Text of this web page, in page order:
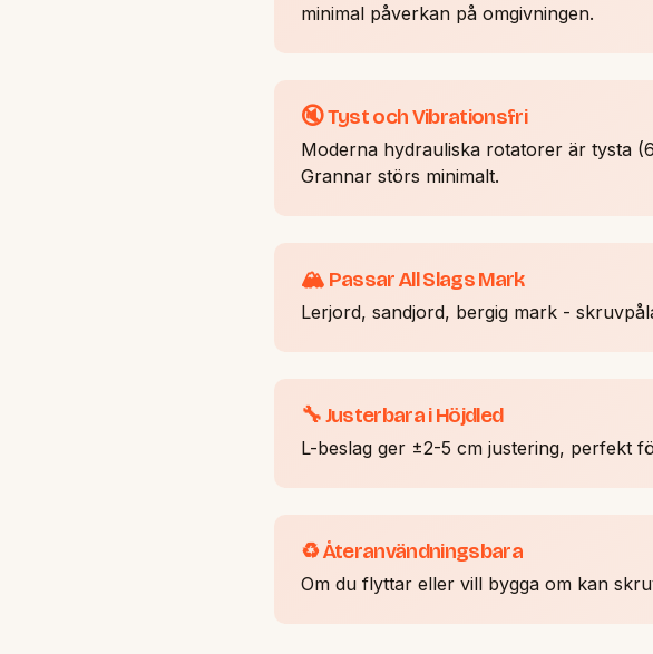
minimal påverkan på omgivningen.
🔇 Tyst och Vibrationsfri
Moderna hydrauliska rotatorer är tysta
Grannar störs minimalt.
🏔️ Passar All Slags Mark
Lerjord, sandjord, bergig mark -
🔧 Justerbara i Höjdled
L-beslag ger ±2-5 cm justering, perfekt
♻️ Återanvändningsbara
Om du flyttar eller vill bygga om kan